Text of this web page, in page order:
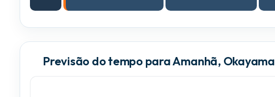
Previsão do tempo para Amanhã, Okayama